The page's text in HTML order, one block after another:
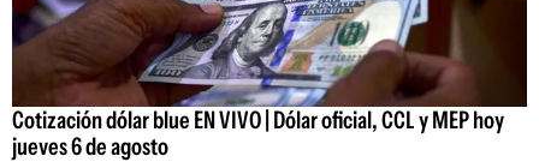
Cotización dólar blue EN VIVO | Dólar oficial, CCL y MEP hoy
jueves 6 de agosto